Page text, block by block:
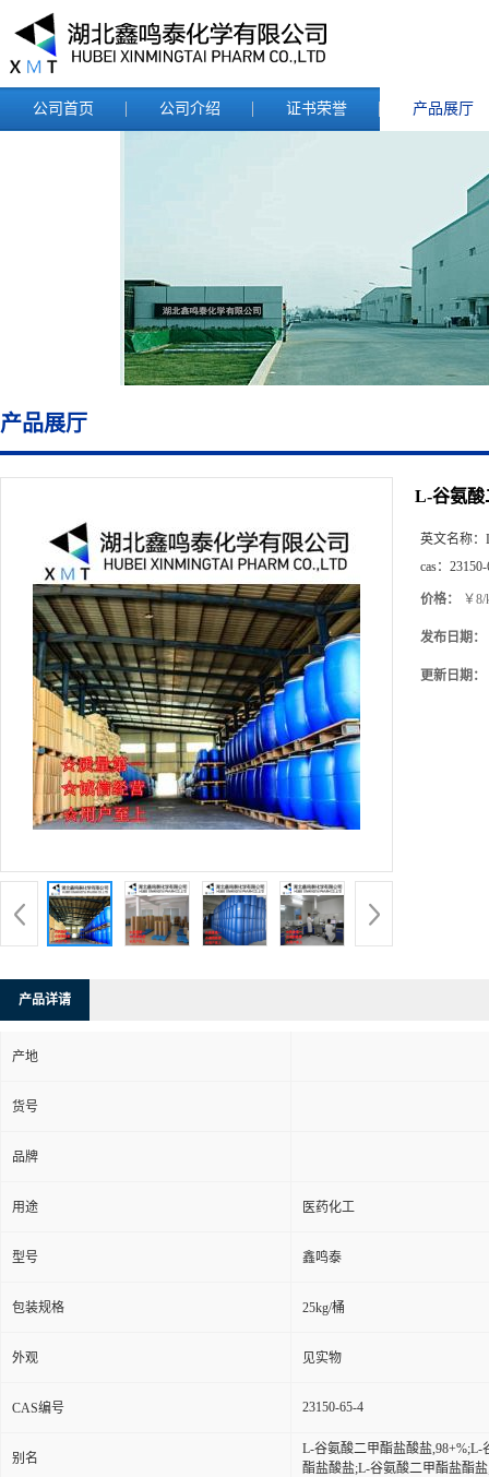
公司首页 公司介绍 证书荣誉 产品展厅
产品展厅
L-谷氨酸
英文名称：
cas：
价格： ￥8/
发布日期：
更新日期：
产品详请
产地
货号
品牌
用途 医药化工
型号 鑫鸣泰
包装规格 25kg/桶
外观 见实物
CAS编号 23150-65-4
别名
L-谷氨酸二甲酯盐酸盐
酯盐酸盐;L-谷氨酸二甲酯盐酯